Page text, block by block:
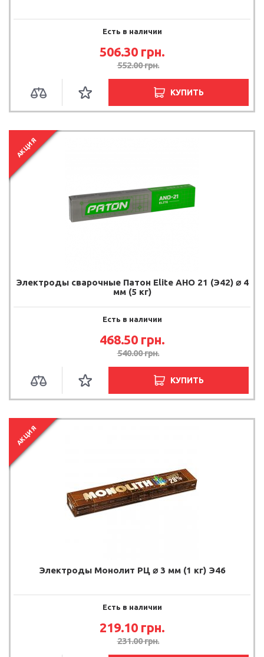
Есть в наличии
506.30 грн.
552.00 грн.
КУПИТЬ
АКЦИЯ
Электроды сварочные Патон Elite АНО 21 (Э42) ⌀ 4
мм (5 кг)
Есть в наличии
468.50 грн.
540.00 грн.
КУПИТЬ
АКЦИЯ
Электроды Монолит РЦ ⌀ 3 мм (1 кг) Э46
Есть в наличии
219.10 грн.
231.00 грн.